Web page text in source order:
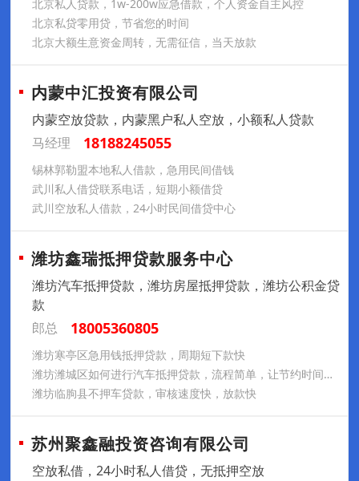
北京私人贷款，1w-200w应急借款，个人资金自主风控
北京私贷零用贷，节省您的时间
北京大额生意资金周转，无需征信，当天放款
内蒙中汇投资有限公司
内蒙空放贷款，内蒙黑户私人空放，小额私人贷款
马经理
18188245055
锡林郭勒盟本地私人借款，急用民间借钱
武川私人借贷联系电话，短期小额借贷
武川空放私人借款，24小时民间借贷中心
潍坊鑫瑞抵押贷款服务中心
潍坊汽车抵押贷款，潍坊房屋抵押贷款，潍坊公积金贷
款
郎总
18005360805
潍坊寒亭区急用钱抵押贷款，周期短下款快
潍坊潍城区如何进行汽车抵押贷款，流程简单，让节约时间成本
潍坊临朐县不押车贷款，审核速度快，放款快
苏州聚鑫融投资咨询有限公司
空放私借，24小时私人借贷，无抵押空放